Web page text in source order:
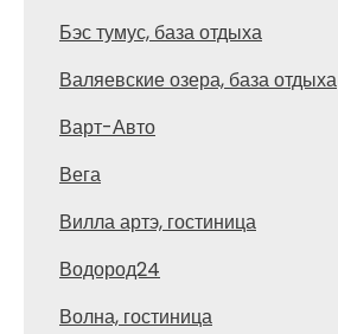
Бэс тумус, база отдыха
Валяевские озера, база отдыха
Варт-Авто
Вега
Вилла артэ, гостиница
Водород24
Волна, гостиница